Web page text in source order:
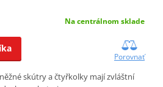
Na centrálnom sklade
Porovnať
skútry a čtyřkolky mají zvláštní